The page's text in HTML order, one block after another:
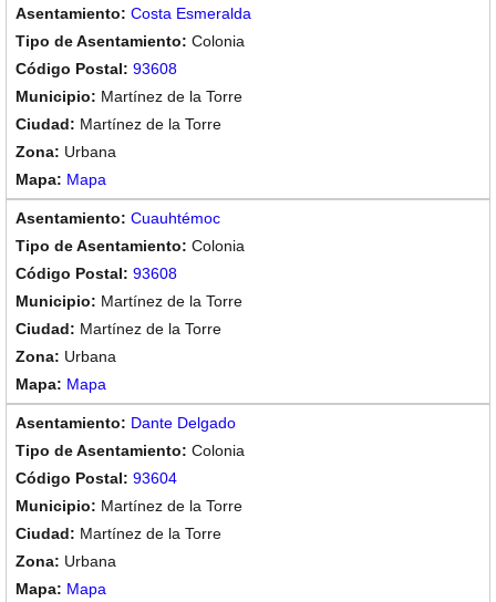
Costa Esmeralda
Colonia
93608
Martínez de la Torre
Martínez de la Torre
Urbana
Mapa
Cuauhtémoc
Colonia
93608
Martínez de la Torre
Martínez de la Torre
Urbana
Mapa
Dante Delgado
Colonia
93604
Martínez de la Torre
Martínez de la Torre
Urbana
Mapa